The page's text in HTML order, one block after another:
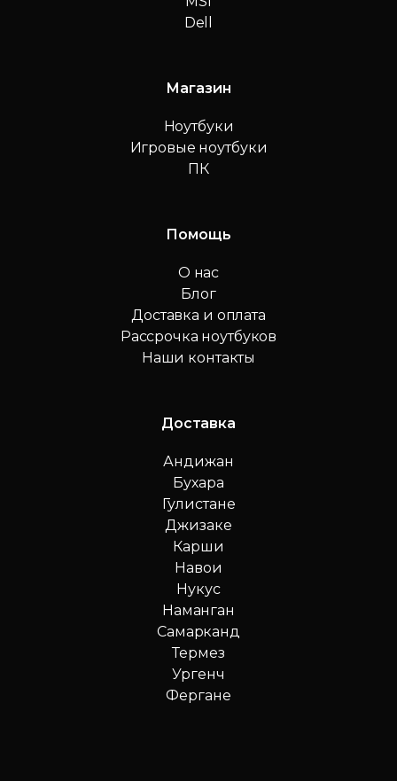
Dell
Магазин
Ноутбуки
Игровые ноутбуки
ПК
Помощь
О нас
Блог
Доставка и оплата
Рассрочка ноутбуков
Наши контакты
Доставка
Андижан
Бухара
Гулистане
Джизаке
Карши
Навои
Нукус
Наманган
Самарканд
Термез
Ургенч
Фергане